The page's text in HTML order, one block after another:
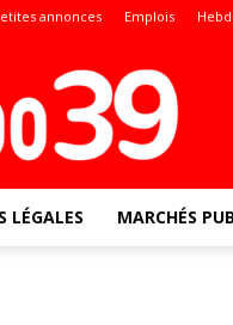
annonces Emplois
LÉGALES MARCHÉS